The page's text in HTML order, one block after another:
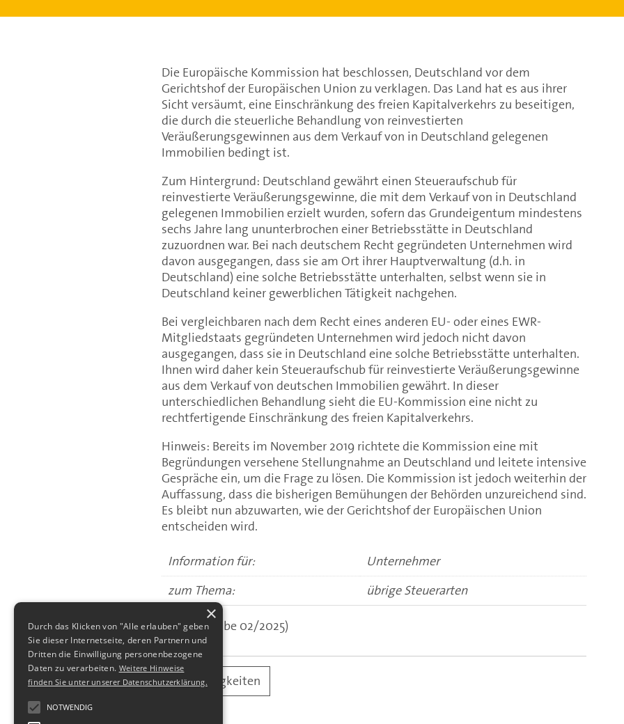
Die Europäische Kommission hat beschlossen, Deutschland vor dem
Gerichtshof der Europäischen Union zu verklagen. Das Land hat es aus ihrer
Sicht versäumt, eine Einschränkung des freien Kapitalverkehrs zu beseitigen,
die durch die steuerliche Behandlung von reinvestierten
Veräußerungsgewinnen aus dem Verkauf von in Deutschland gelegenen
Immobilien bedingt ist.
Zum Hintergrund: Deutschland gewährt einen Steueraufschub für
reinvestierte Veräußerungsgewinne, die mit dem Verkauf von in Deutschland
gelegenen Immobilien erzielt wurden, sofern das Grundeigentum mindestens
sechs Jahre lang ununterbrochen einer Betriebsstätte in Deutschland
zuzuordnen war. Bei nach deutschem Recht gegründeten Unternehmen wird
davon ausgegangen, dass sie am Ort ihrer Hauptverwaltung (d.h. in
Deutschland) eine solche Betriebsstätte unterhalten, selbst wenn sie in
Deutschland keiner gewerblichen Tätigkeit nachgehen.
Bei vergleichbaren nach dem Recht eines anderen EU- oder eines EWR-
Mitgliedstaats gegründeten Unternehmen wird jedoch nicht davon
ausgegangen, dass sie in Deutschland eine solche Betriebsstätte unterhalten.
Ihnen wird daher kein Steueraufschub für reinvestierte Veräußerungsgewinne
aus dem Verkauf von deutschen Immobilien gewährt. In dieser
unterschiedlichen Behandlung sieht die EU-Kommission eine nicht zu
rechtfertigende Einschränkung des freien Kapitalverkehrs.
Hinweis: Bereits im November 2019 richtete die Kommission eine mit
Begründungen versehene Stellungnahme an Deutschland und leitete intensive
Gespräche ein, um die Frage zu lösen. Die Kommission ist jedoch weiterhin der
Auffassung, dass die bisherigen Bemühungen der Behörden unzureichend sind.
Es bleibt nun abzuwarten, wie der Gerichtshof der Europäischen Union
entscheiden wird.
Information für:
Unternehmer
zum Thema:
übrige Steuerarten
(aus: Ausgabe 02/2025)
alle Neuigkeiten
×
Durch das Klicken von "Alle erlauben" geben
Sie dieser Internetseite, deren Partnern und
Dritten die Einwilligung personenbezogene
Daten zu verarbeiten. Weitere Hinweise
finden Sie unter unserer Datenschutzerklärung.
NOTWENDIG